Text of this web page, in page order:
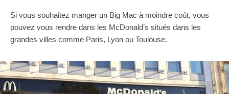
Si vous souhaitez manger un Big Mac à moindre coût, vous
pouvez vous rendre dans les McDonald’s situés dans les
grandes villes comme Paris, Lyon ou Toulouse.